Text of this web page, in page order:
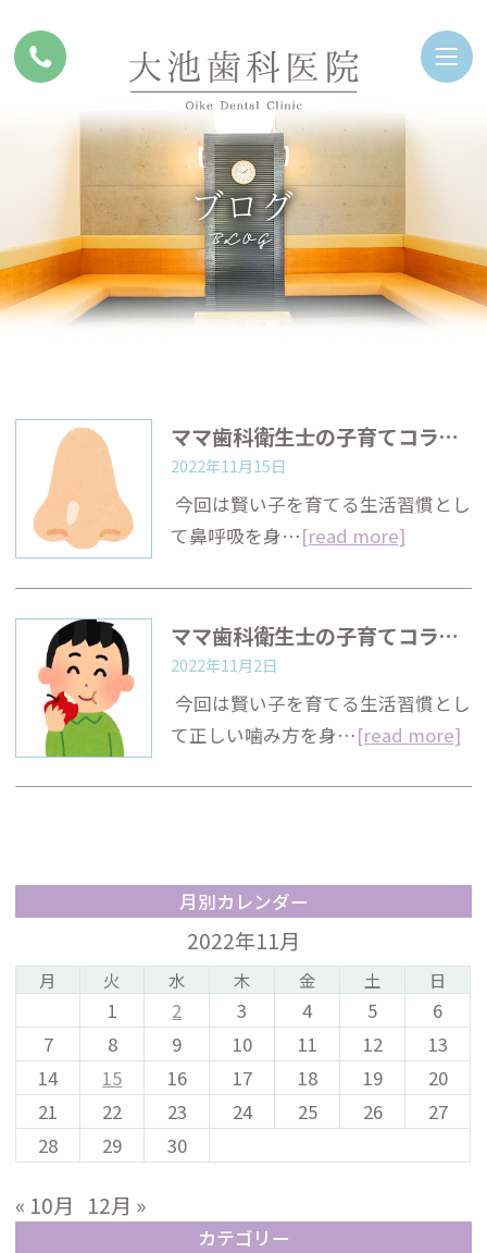
ブログ
BLOG
ママ歯科衛生士の子育てコラム『賢い子を育てる生活習慣3』
2022年11月15日
今回は賢い子を育てる生活習慣とし
て鼻呼吸を身…[read more]
ママ歯科衛生士の子育てコラム『賢い子を育てる生活習慣２』
2022年11月2日
今回は賢い子を育てる生活習慣とし
て正しい噛み方を身…[read more]
月別カレンダー
2022年11月
月 火 水 木 金 土 日
1 2 3 4 5
6
7
8 9 10 11 12
13
14
15 16 17 18 19
20
21
22 23 24 25 26
27
28
29 30
« 10月 12月 »
カテゴリー